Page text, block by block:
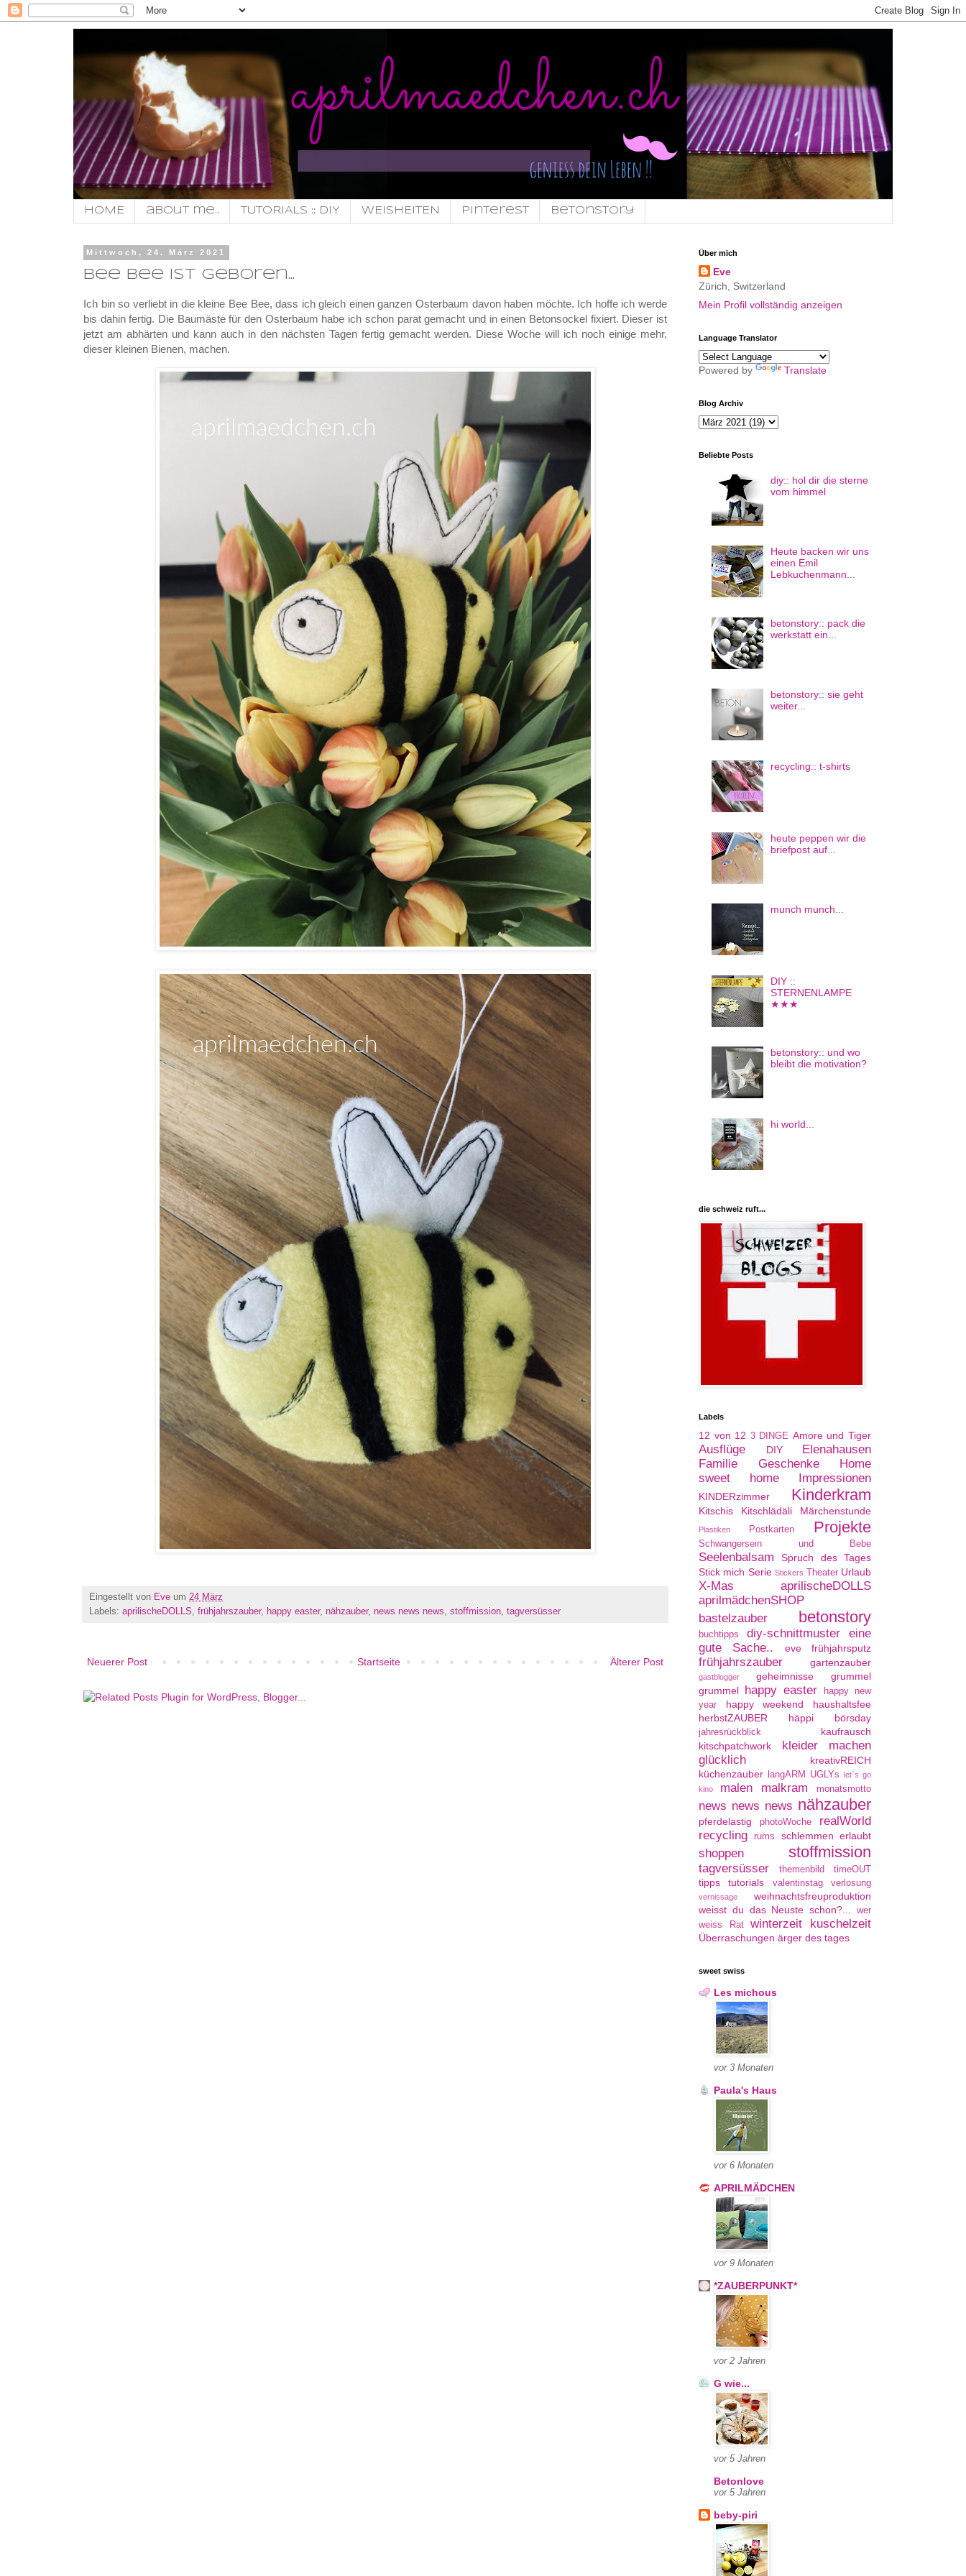
HOME about me.. TUTORIALS :: DIY WEISHEITEN pinterest Betonstory
Mittwoch, 24. März 2021
Bee Bee ist geboren...
Ich bin so verliebt in die kleine Bee Bee, dass ich gleich einen ganzen Osterbaum davon haben möchte. Ich hoffe ich werde
bis dahin fertig. Die Baumäste für den Osterbaum habe ich schon parat gemacht und in einen Betonsockel fixiert. Dieser ist
jetzt am abhärten und kann auch in den nächsten Tagen fertig gemacht werden. Diese Woche will ich noch einige mehr,
dieser kleinen Bienen, machen.
Eingestellt von Eve um 24 März
Labels: aprilischeDOLLS, frühjahrszauber, happy easter, nähzauber, news news news, stoffmission, tagversüsser
Neuerer Post Älterer Post
Startseite
Über mich
Eve
Zürich, Switzerland
Mein Profil vollständig anzeigen
Language Translator
Powered by Translate
Blog Archiv
Beliebte Posts
diy:: hol dir die sterne
vom himmel
Heute backen wir uns
einen Emil
Lebkuchenmann...
betonstory:: pack die
werkstatt ein...
betonstory:: sie geht
weiter...
recycling:: t-shirts
heute peppen wir die
briefpost auf...
munch munch...
DIY ::
STERNENLAMPE
★★★
betonstory:: und wo
bleibt die motivation?
hi world...
die schweiz ruft...
Labels
12 von 12 3 DINGE Amore und Tiger
Ausflüge DIY
Elenahausen
Familie
Geschenke
Home
sweet home
Impressionen
KINDERzimmer Kinderkram
Kitschis Kitschlädäli Märchenstunde
Plastiken Postkarten Projekte
Schwangersein und Bebe
Seelenbalsam
Spruch des Tages
Stick mich Serie Stickers Theater Urlaub
X-Mas
aprilischeDOLLS
aprilmädchenSHOP
bastelzauber
betonstory
buchtipps diy-schnittmuster
eine
gute Sache..
eve frühjahrsputz
frühjahrszauber gartenzauber
gastblogger geheimnisse
grummel
grummel happy easter
happy new
year
happy weekend
haushaltsfee
herbstZAUBER
häppi börsday
jahresrückblick
kaufrausch
kitschpatchwork
kleider machen
glücklich
kreativREICH
küchenzauber
langARM UGLYs let´s go
kino
malen malkram monatsmotto
news news news nähzauber
pferdelastig photoWoche
realWorld
recycling
rums schlemmen erlaubt
shoppen stoffmission
tagversüsser themenbild timeOUT
tipps tutorials valentinstag verlosung
vernissage
weihnachtsfreuproduktion
weisst du das Neuste schon?...
wer
weiss Rat
winterzeit kuschelzeit
Überraschungen ärger des tages
sweet swiss
Les michous
vor 3 Monaten
Paula's Haus
vor 6 Monaten
APRILMÄDCHEN
vor 9 Monaten
*ZAUBERPUNKT*
vor 2 Jahren
G wie...
vor 5 Jahren
Betonlove
vor 5 Jahren
beby-piri